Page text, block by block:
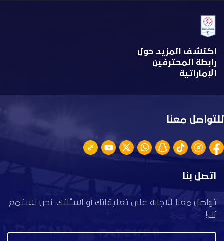
اكتشف المزيد حول
رابطة المحترفين
الإماراتية
للتواصل معنا
اتصل بنا
تواصل معنا للاجابة على تعليقاتك أو اسئلتك. نحن نستمع
لك!